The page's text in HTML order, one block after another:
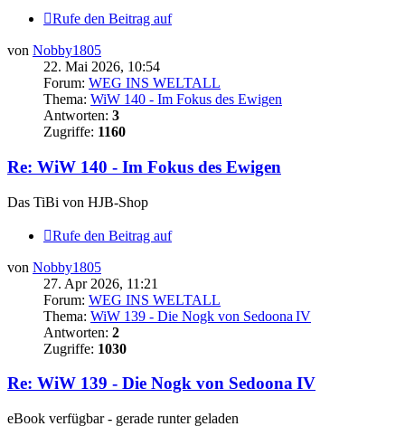
Rufe den Beitrag auf
von Nobby1805
22. Mai 2026, 10:54
Forum: WEG INS WELTALL
Thema: WiW 140 - Im Fokus des Ewigen
Antworten: 3
Zugriffe: 1160
Re: WiW 140 - Im Fokus des Ewigen
Das TiBi von HJB-Shop
Rufe den Beitrag auf
von Nobby1805
27. Apr 2026, 11:21
Forum: WEG INS WELTALL
Thema: WiW 139 - Die Nogk von Sedoona IV
Antworten: 2
Zugriffe: 1030
Re: WiW 139 - Die Nogk von Sedoona IV
eBook verfügbar - gerade runter geladen